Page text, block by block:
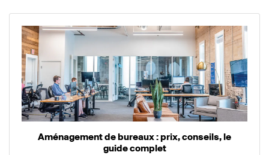
Aménagement de bureaux : prix, conseils, le
guide complet